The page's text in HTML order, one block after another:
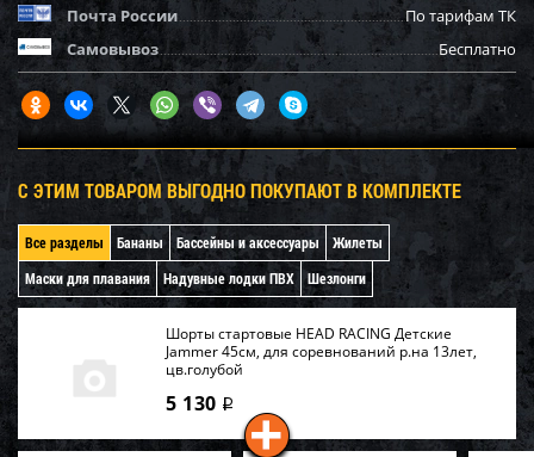
Почта России
По тарифам ТК
Самовывоз
Бесплатно
С ЭТИМ ТОВАРОМ ВЫГОДНО ПОКУПАЮТ В КОМПЛЕКТЕ
Все разделы Бананы Бассейны и аксессуары
Жилеты
Маски для плавания
Надувные лодки ПВХ Шезлонги
Шорты стартовые HEAD RACING Детские
Jammer 45см, для соревнований р.на 13лет,
цв.голубой
5 130 i